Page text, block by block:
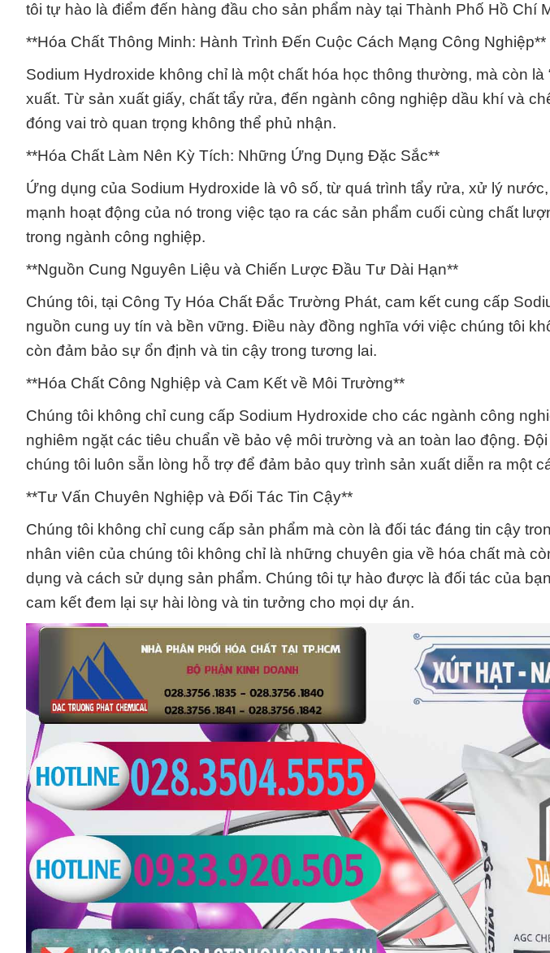
tôi tự hào là điểm đến hàng đầu cho sản phẩm này tại Thành Phố Hồ Chí
**Hóa Chất Thông Minh: Hành Trình Đến Cuộc Cách Mạng Công Nghiệp**
Sodium Hydroxide không chỉ là một chất hóa học thông thường, mà còn là
xuất. Từ sản xuất giấy, chất tẩy rửa, đến ngành công nghiệp dầu khí và
đóng vai trò quan trọng không thể phủ nhận.
**Hóa Chất Làm Nên Kỳ Tích: Những Ứng Dụng Đặc Sắc**
Ứng dụng của Sodium Hydroxide là vô số, từ quá trình tẩy rửa, xử lý
mạnh hoạt động của nó trong việc tạo ra các sản phẩm cuối cùng chất
trong ngành công nghiệp.
**Nguồn Cung Nguyên Liệu và Chiến Lược Đầu Tư Dài Hạn**
Chúng tôi, tại Công Ty Hóa Chất Đắc Trường Phát, cam kết cung cấp
nguồn cung uy tín và bền vững. Điều này đồng nghĩa với việc chúng tôi
còn đảm bảo sự ổn định và tin cậy trong tương lai.
**Hóa Chất Công Nghiệp và Cam Kết về Môi Trường**
Chúng tôi không chỉ cung cấp Sodium Hydroxide cho các ngành công
nghiêm ngặt các tiêu chuẩn về bảo vệ môi trường và an toàn lao động.
chúng tôi luôn sẵn lòng hỗ trợ để đảm bảo quy trình sản xuất diễn ra một
**Tư Vấn Chuyên Nghiệp và Đối Tác Tin Cậy**
Chúng tôi không chỉ cung cấp sản phẩm mà còn là đối tác đáng tin cậy
nhân viên của chúng tôi không chỉ là những chuyên gia về hóa chất mà
dụng và cách sử dụng sản phẩm. Chúng tôi tự hào được là đối tác của
cam kết đem lại sự hài lòng và tin tưởng cho mọi dự án.